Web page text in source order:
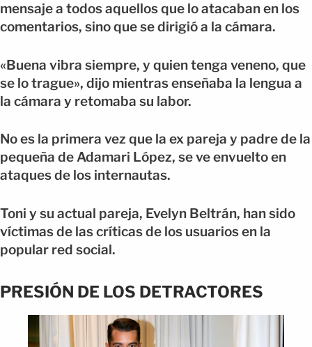
mensaje a todos aquellos que lo atacaban en los
comentarios, sino que se dirigió a la cámara.
«Buena vibra siempre, y quien tenga veneno, que
se lo trague», dijo mientras enseñaba la lengua a
la cámara y retomaba su labor.
No es la primera vez que la ex pareja y padre de la
pequeña de Adamari López, se ve envuelto en
ataques de los internautas.
Toni y su actual pareja, Evelyn Beltrán, han sido
víctimas de las críticas de los usuarios en la
popular red social.
PRESIÓN DE LOS DETRACTORES